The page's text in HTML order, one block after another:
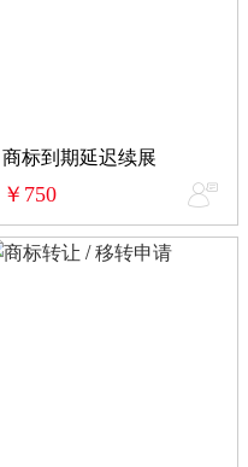
商标到期延迟续展
￥750